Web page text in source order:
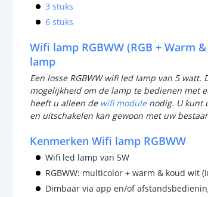
3 stuks
6 stuks
Wifi lamp RGBWW (RGB + Warm
lamp
Een losse RGBWW wifi led lamp van 5
mogelijkheid om de lamp te bedienen met
heeft u alleen de wifi modulenodig. U kunt
en uitschakelen kan gewoon met uw
Kenmerken Wifi lamp RGBWW
Wifi led lamp van 5W
RGBWW: multicolor + warm & koud wit
Dimbaar via app en/of